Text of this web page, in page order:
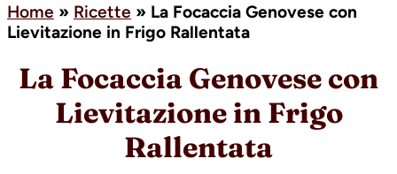
Home » Ricette » La Focaccia Genovese con
Lievitazione in Frigo Rallentata
La Focaccia Genovese con
Lievitazione in Frigo
Rallentata